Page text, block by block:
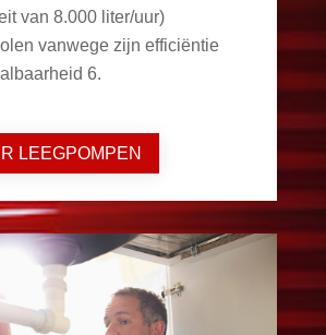
van 8.000 liter/uur)
vanwege zijn efficiëntie
6.
LEEGPOMPEN